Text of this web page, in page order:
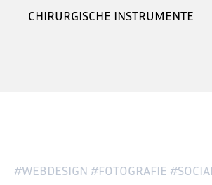
CHIRURGISCHE INSTRUMENTE
#WEBDESIGN #FOTOGRAFIE